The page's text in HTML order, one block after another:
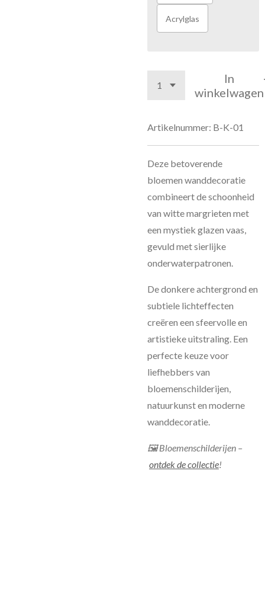
Acrylglas
In
winkelwagen
Artikelnummer: B-K-01
Deze betoverende
bloemen wanddecoratie
combineert de schoonheid
van witte margrieten met
een mystiek glazen vaas,
gevuld met sierlijke
onderwaterpatronen.
De donkere achtergrond en
subtiele lichteffecten
creëren een sfeervolle en
artistieke uitstraling. Een
perfecte keuze voor
liefhebbers van
bloemenschilderijen,
natuurkunst en moderne
wanddecoratie.
🖼 Bloemenschilderijen –
ontdek de collectie!